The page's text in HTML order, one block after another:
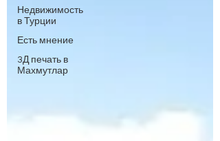
Недвижимость
в Турции
Есть мнение
3Д печать в
Махмутлар